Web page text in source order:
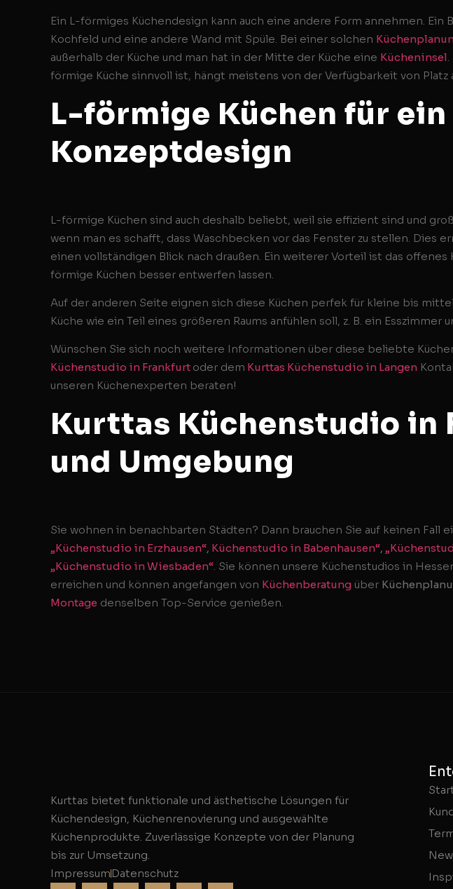
Ein L-förmiges Küchendesign kann auch eine andere Form annehmen. Ein
Kochfeld und eine andere Wand mit Spüle. Bei einer solchen
außerhalb der Küche und man hat in der Mitte der Küche eine Kücheninsel
förmige Küche sinnvoll ist, hängt meistens von der Verfügbarkeit von Platz
L-förmige Küchen für
Konzeptdesign
L-förmige Küchen sind auch deshalb beliebt, weil sie effizient sind und
wenn man es schafft, dass Waschbecken vor das Fenster zu stellen. Dies
einen vollständigen Blick nach draußen. Ein weiterer Vorteil ist das offenes
förmige Küchen besser entwerfen lassen.
Auf der anderen Seite eignen sich diese Küchen perfek für kleine bis
Küche wie ein Teil eines größeren Raums anfühlen soll, z. B. ein Esszimmer
Wünschen Sie sich noch weitere Informationen über diese beliebte
Küchenstudio in Frankfurt oder dem Kurttas Küchenstudio in Langen
unseren Küchenexperten beraten!
Kurttas Küchenstudio in
und Umgebung
Sie wohnen in benachbarten Städten? Dann brauchen Sie auf keinen Fall
„Küchenstudio in Erzhausen“, Küchenstudio in Babenhausen“,
„Küchenstudio in Wiesbaden“ . Sie können unsere Küchenstudios in
erreichen und können angefangen von Küchenberatung über
Montage denselben Top-Service genießen.
Kurttas bietet funktionale und ästhetische Lösungen für
Küchendesign, Küchenrenovierung und ausgewählte
Küchenprodukte. Zuverlässige Konzepte von der Planung
bis zur Umsetzung.
Impressum Datenschutz